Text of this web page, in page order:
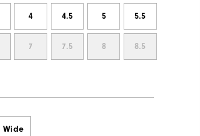
4 4.5 5 5.5
7 7.5 8 8.5
Wide